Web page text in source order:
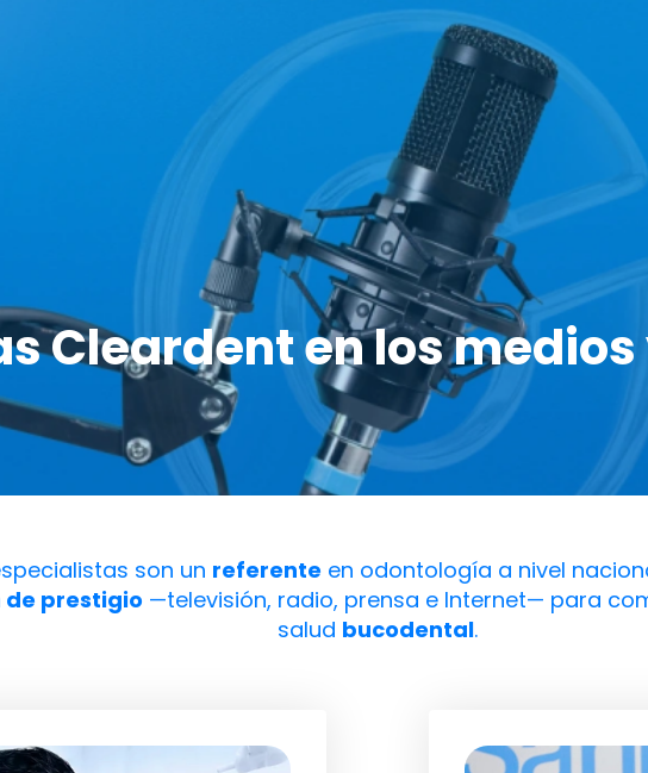
Cleardent en los
son un referente en odontología a nivel
de prestigio —televisión, radio, prensa e Internet— para
salud bucodental.